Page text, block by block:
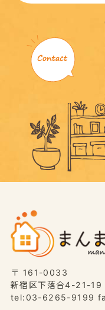
〒 161-0033
新宿区下落合4-21-19
tel:03-6265-9199